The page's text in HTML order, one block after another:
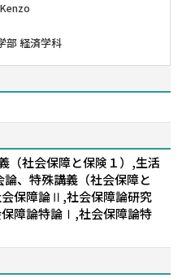
部 経済学科
（社会保障と保険１）,生活
、特殊講義（社会保障と
保障論Ⅱ,社会保障論研究
障論特論Ⅰ,社会保障論特